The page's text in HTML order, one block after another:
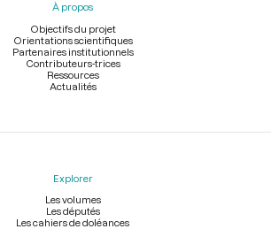
À propos
Objectifs du projet
Orientations scientifiques
Partenaires institutionnels
Contributeurs-trices
Ressources
Actualités
Explorer
Les volumes
Les députés
Les cahiers de doléances